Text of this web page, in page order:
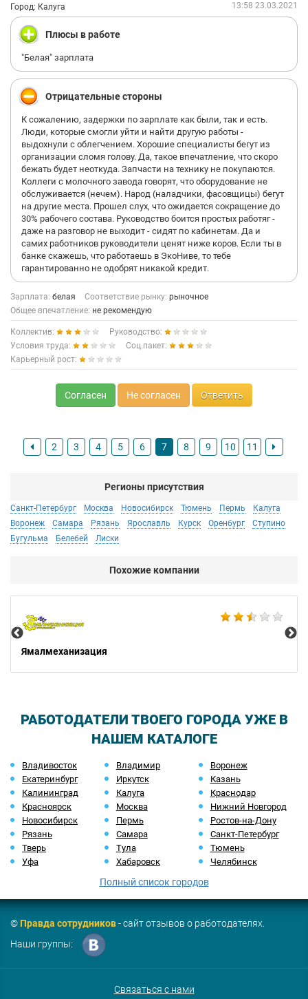
Город: Калуга 13:58 23.03.2021
Плюсы в работе
"Белая" зарплата
Отрицательные стороны
К сожалению, задержки по зарплате как были, так и есть.
Люди, которые смогли уйти и найти другую работы -
выдохнули с облегчением. Хорошие специалисты бегут из
организации сломя голову. Да, такое впечатление, что скоро
бежать будет неоткуда. Запчасти на технику не покупаются.
Коллеги с молочного завода говорят, что оборудование не
обслуживается (нечем). Народ (наладчики, фасовщицы) бегут
на другие места. Прошел слух, что ожидается сокращение до
30% рабочего состава. Руководство боится простых работяг -
даже на разговор не выходит - сидят по кабинетам. Да и
самих работников руководители ценят ниже коров. Если ты в
банке скажешь, что работаешь в ЭкоНиве, то тебе
гарантированно не одобрят никакой кредит.
Зарплата: белая Соответствие рынку: рыночное
Общее впечатление: не рекомендую
Коллектив:
Руководство:
Условия труда:
Соц.пакет:
Карьерный рост:
Согласен Не согласен Ответить
2 3 4 5 6 7 8 9 10 11
Регионы присутствия
Санкт-Петербург Москва Новосибирск Тюмень Пермь
Калуга
Воронеж
Самара Рязань Ярославль Курск Оренбург
Ступино
Бугульма
Белебей Лиски
Похожие компании
Ямалмеханизация
РАБОТОДАТЕЛИ ТВОЕГО ГОРОДА УЖЕ В
НАШЕМ КАТАЛОГЕ
Владивосток Владимир
Воронеж
Екатеринбург
Иркутск
Казань
Калининград
Калуга
Краснодар
Красноярск
Москва
Нижний Новгород
Новосибирск
Пермь
Ростов-на-Дону
Рязань
Самара
Санкт-Петербург
Тверь
Тула
Тюмень
Уфа
Хабаровск Челябинск
Полный список городов
©Правда сотрудников- сайт отзывов о работодателях.
Наши группы:
Связаться с нами